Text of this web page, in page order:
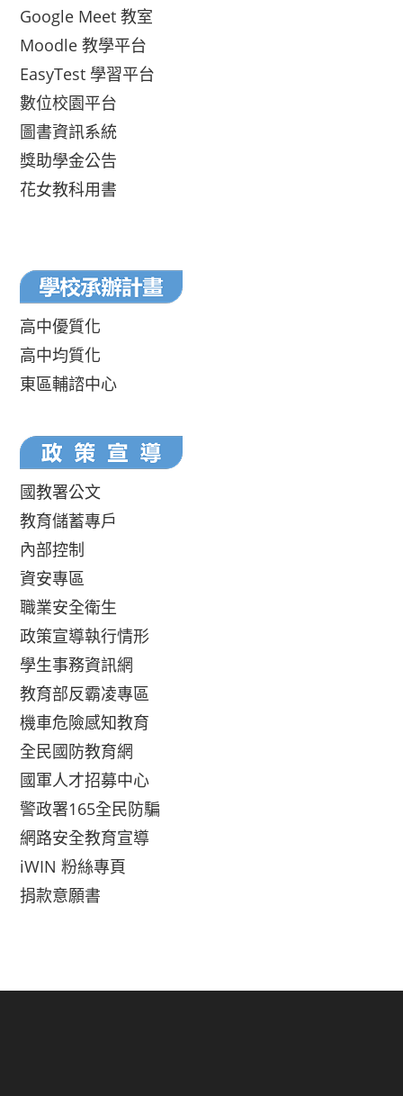
Google Meet 教室
Moodle 教學平台
EasyTest 學習平台
數位校園平台
圖書資訊系統
獎助學金公告
花女教科用書
高中優質化
高中均質化
東區輔諮中心
國教署公文
教育儲蓄專戶
內部控制
資安專區
職業安全衛生
政策宣導執行情形
學生事務資訊網
教育部反霸凌專區
機車危險感知教育
全民國防教育網
國軍人才招募中心
警政署165全民防騙
網路安全教育宣導
iWIN 粉絲專頁
捐款意願書